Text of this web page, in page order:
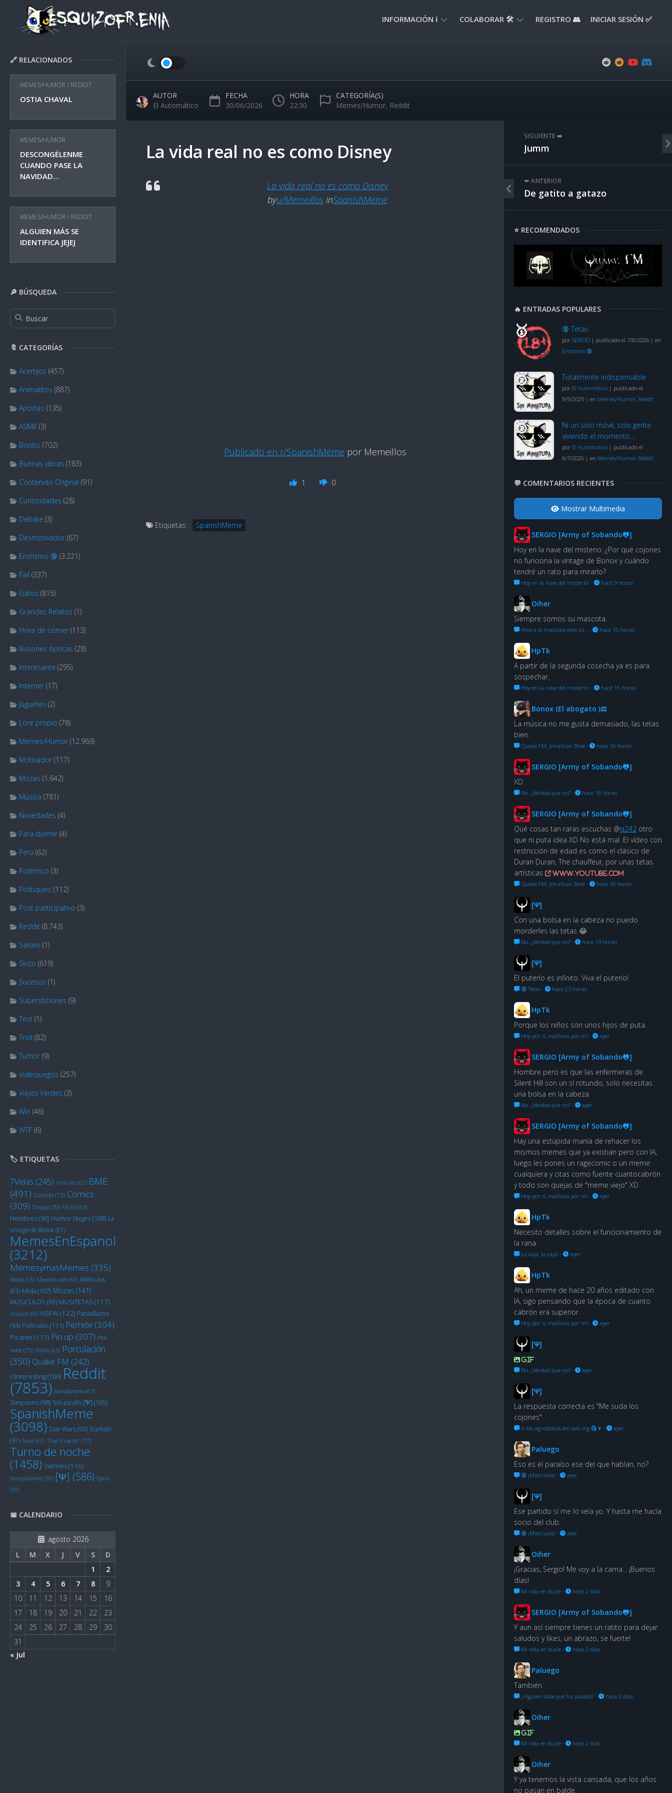
content
INFORMACIÓN ℹ️
NORMAS
USO
🚸
COLABORAR 🛠️ REGISTRO 👥 INICIAR SESIÓN ✅
🔗 RELACIONADOS
MEMES/HUMOR / REDDIT
OSTIA CHAVAL
MEMES/HUMOR
DESCONGÉLENME
CUANDO PASE LA
NAVIDAD…
MEMES/HUMOR / REDDIT
ALGUIEN MÁS SE
IDENTIFICA JEJEJ
🔎 BÚSQUEDA
🔖 CATEGORÍAS
Acertijos (457)
Animalitos (887)
Aportes (135)
ASMR (3)
Bonito (702)
Buenas vibras (183)
Contenido Original (91)
Curiosidades (28)
Debate (3)
Desmotivador (67)
Erotismo 🔞 (3.221)
Fail (337)
Gatos (815)
Grandes Relatos (1)
Hora de comer (113)
Ilusiones ópticas (28)
Interesante (295)
Internet (17)
Juguetes (2)
Lore propio (78)
Memes/Humor (12.969)
Motivador (117)
Mozas (1.642)
Música (781)
Novedades (4)
Para dormir (4)
Perú (62)
Polémico (3)
Politiqueo (112)
Post participativo (3)
Reddit (8.743)
Salseo (1)
Skizo (619)
Sucesos (1)
Supersticiones (9)
Test (1)
Troll (82)
Tumor (9)
Videojuegos (257)
Viejos Verdes (3)
Win (46)
WTF (6)
🏷️ ETIQUETAS
7Vidas (245) Artículo (62) BME
(491) Comida (73) Cómics
(309) Drojas (70) FALSO (63)
Hombres(90) Humor Negro (108) La
vintage de Bonox(81)
MemesEnEspanol
(3212)
MemesymasMemes (335)
Metal (63) MiedOctubre (60) Miérculos
(83) Mola (107) Mozas (141)
MUSICULOS (93) MUSITETAS (117)
música (60) NSFW(122) Pantallazos
(94) Películas(111) Perrete (304)
Picante (117) Pin up (307) Plot
twist (75) Pollas (63) Porculación
(350) Quake FM (242)
r/Interesting(100) Reddit
(7853) Satisfactorio (67)
Simpsons(98) Sin pirulís [Ψ] (105)
SpanishMeme
(3098) Star Wars(92) Surtido
(97) Tessa (63) That's racist! (77)
Turno de noche
(1458) Viernes(116)
Yanquilandia (59) [Ψ] (586) Épico
(59)
📅 CALENDARIO
agosto 2026
L
M X J V S
D
1
2
3
4 5 6 7 8
9
10
11 12 13 14 15
16
17
18 19 20 21 22
23
24
25 26 27 28 29
30
31
« Jul
AUTOR
El Automático
FECHA
30/06/2026
HORA
22:30
CATEGORÍA(S)
Memes/Humor, Reddit
La vida real no es como Disney
La vida real no es como Disney
byu/Memeillos inSpanishMeme
Publicado en r/SpanishMeme por Memeillos
1 0
Etiquetas: SpanishMeme
SIGUIENTE ➡️
Jumm
⬅️ ANTERIOR
De gatito a gatazo
⭐ RECOMENDADOS
🔥 ENTRADAS POPULARES
🔞 Tetas
por SERGIO | publicado el 7/8/2026 | en
Erotismo 🔞
Totalmente indispensable
por El Automático | publicado el
9/5/2025 | en Memes/Humor, Reddit
Ni un solo móvil, solo gente
viviendo el momento…
por El Automático | publicado el
6/7/2026 | en Memes/Humor, Reddit
💬 COMENTARIOS RECIENTES
Mostrar Multimedia
SERGIO [Army of Sobando🐸]
Hoy en la nave del misterio: ¿Por qué cojones
no funciona la vintage de Bonox y cuándo
tendré un rato para mirarlo?
Hoy en la nave del misterio: · hace 9 horas
Oiher
Siempre somos su mascota.
Ahora la mascota eres tú… · hace 16 horas
HpTk
A partir de la segunda cosecha ya es para
sospechar.
Hoy en la nave del misterio: · hace 16 horas
Bonox (El abogato )⚖
La música no me gusta demasiado, las tetas
bien.
Quake FM: Jonathan Bree · hace 18 horas
SERGIO [Army of Sobando🐸]
XD
No. ¿Verdad que no? · hace 18 horas
SERGIO [Army of Sobando🐸]
Qué cosas tan raras escuchas @q242 otro
que ni puta idea XD No está mal. El vídeo con
restricción de edad es como el clásico de
Duran Duran, The chauffeur, por unas tetas
artísticas
www.youtube.com
Quake FM: Jonathan Bree · hace 18 horas
[Ψ]
Con una bolsa en la cabeza no puedo
morderles las tetas 😂
No. ¿Verdad que no? · hace 19 horas
[Ψ]
El puterío es infinito. Viva el puterío!
🔞 Tetas · hace 23 horas
HpTk
Porque los niños son unos hijos de puta.
Hoy por ti, mañana por mí · ayer
SERGIO [Army of Sobando🐸]
Hombre pero es que las enfermeras de
Silent Hill son un sí rotundo, solo necesitas
una bolsa en la cabeza
No. ¿Verdad que no? · ayer
SERGIO [Army of Sobando🐸]
Hay una estúpida manía de rehacer los
mismos memes que ya existian pero con IA,
luego les pones un ragecomic o un meme
cualquiera y citas como fuente cuantocabrón
y todo son quejas de "meme viejo" XD
Hoy por ti, mañana por mí · ayer
HpTk
Necesito detalles sobre el funcionamiento de
la rana.
La caja, la caja! · ayer
HpTk
Ah, un meme de hace 20 años editado con
IA, sigo pensando que la época de cuanto
cabrón era superior.
Hoy por ti, mañana por mí · ayer
[Ψ]
GIF
No. ¿Verdad que no? · ayer
[Ψ]
La respuesta correcta es "Me suda los
cojones"
A los agnosticos les vale vrg 🗿🍷 · ayer
Paluego
Eso es el paraíso ese del que hablan, no?
🔞 ¡Miérculos! · ayer
[Ψ]
Ese partido sí me lo veía yo. Y hasta me hacía
socio del club.
🔞 ¡Miérculos! · ayer
Oiher
¡Gracias, Sergio! Me voy a la cama... ¡Buenos
días!
Mi vida en bucle · hace 2 días
SERGIO [Army of Sobando🐸]
Y aun así siempre tienes un ratito para dejar
saludos y likes, un abrazo, se fuerte!
Mi vida en bucle · hace 2 días
Paluego
También
¿Alguien sabe qué ha pasado? · hace 2 días
Oiher
GIF
Mi vida en bucle · hace 2 días
Oiher
Y ya tenemos la vista cansada, que los años
no pasan en balde.